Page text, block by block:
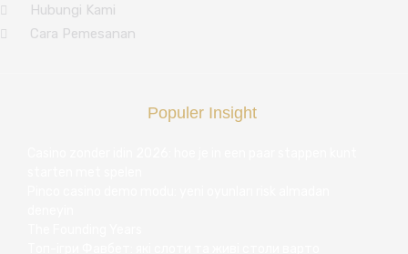
Hubungi Kami
Cara Pemesanan
Populer Insight